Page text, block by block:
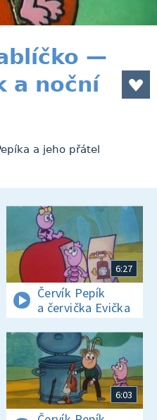
—
a noční
a jeho přátel
6:27
Červík Pepík
a červička Evička
6:03